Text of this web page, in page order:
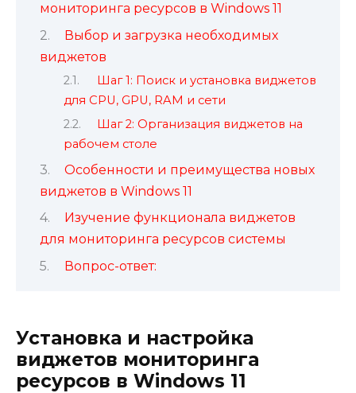
мониторинга ресурсов в Windows 11
Выбор и загрузка необходимых
виджетов
Шаг 1: Поиск и установка виджетов
для CPU, GPU, RAM и сети
Шаг 2: Организация виджетов на
рабочем столе
Особенности и преимущества новых
виджетов в Windows 11
Изучение функционала виджетов
для мониторинга ресурсов системы
Вопрос-ответ:
Установка и настройка
виджетов мониторинга
ресурсов в Windows 11